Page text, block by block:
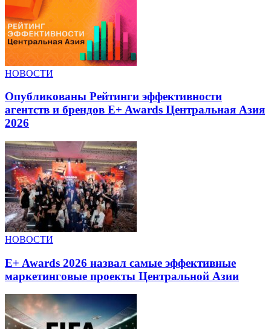
НОВОСТИ
Опубликованы Рейтинги эффективности
агентств и брендов E+ Awards Центральная Азия
2026
НОВОСТИ
E+ Awards 2026 назвал самые эффективные
маркетинговые проекты Центральной Азии